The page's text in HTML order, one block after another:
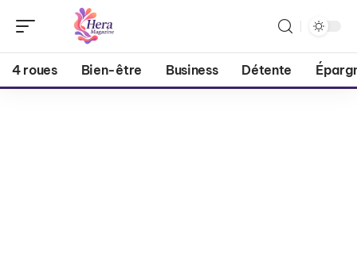
4 roues Bien-être Business Détente